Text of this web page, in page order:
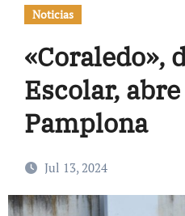
Noticias
«Coraledo»,
Escolar,
Pamplona
Jul 13, 2024